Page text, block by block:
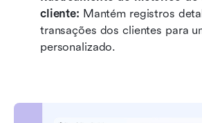
cliente: Mantém registros
transações dos clientes para
personalizado.